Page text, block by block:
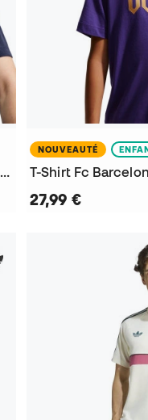
T-Shirt Fc Barcelona Fanswear 2026-2027
NOUVEAUTÉ
27,99 €